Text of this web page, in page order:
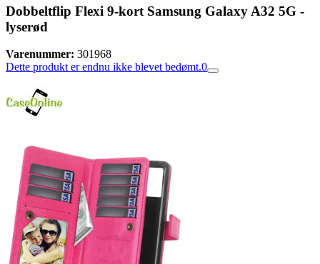
Dobbeltflip Flexi 9-kort Samsung Galaxy A32 5G -
lyserød
Varenummer: 301968
Dette produkt er endnu ikke blevet bedømt.0